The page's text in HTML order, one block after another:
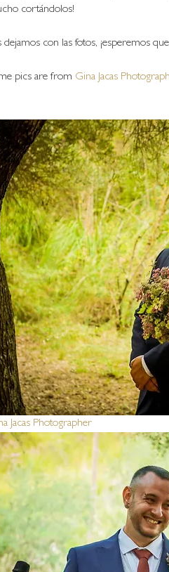
cortándolos!
dejamos con las fotos, ¡esperemos
pics are from Gina Jacas
Jacas Photographer